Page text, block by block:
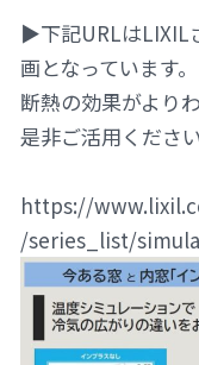
▶下記URLはLIXIL
画となっています。
断熱の効果がより
是非ご活用ください
https://
/series_list/